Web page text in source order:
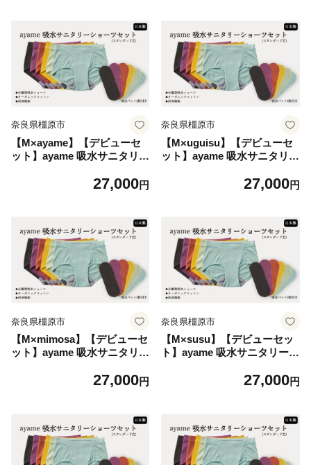
能 日本製 ※離島への配送
不可
奈良県橿原市
【M×ayame】【デビューセ
ット】ayame 吸水サニタリー
ド丈）【吸水パット2枚付
機能 日本製 ※離島への配
送不可
27,000円
奈良県橿原市
【M×uguisu】【デビューセ
ット】ayame 吸水サニタリー
ド丈）【吸水パット2枚付
機能 日本製 ※離島への配
送不可
27,000円
奈良県橿原市
【M×mimosa】【デビューセ
ット】ayame 吸水サニタリー
ド丈）【吸水パット2枚付
機能 日本製 ※離島への配
送不可
27,000円
奈良県橿原市
【M×susu】【デビューセッ
ト】ayame 吸水サニタリーシ
丈）【吸水パット2枚付き】
能 日本製 ※離島への配送
不可
27,000円